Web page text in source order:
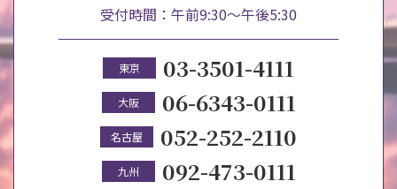
受付時間：午前9:30～午後5:30
東京 03-3501-4111
大阪 06-6343-0111
名古屋 052-252-2110
九州 092-473-0111